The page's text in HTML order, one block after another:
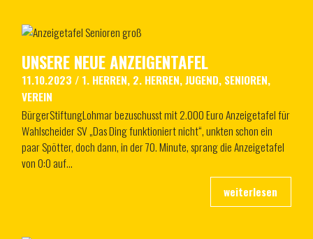
UNSERE NEUE ANZEIGENTAFEL
11.10.2023 / 1. HERREN, 2. HERREN,JUGEND, SENIOREN,
VEREIN
BürgerStiftungLohmar bezuschusst mit 2.000 Euro Anzeigetafel für
Wahlscheider SV „Das Ding funktioniert nicht“, unkten schon ein
paar Spötter, doch dann, in der 70. Minute, sprang die Anzeigetafel
von 0:0 auf…